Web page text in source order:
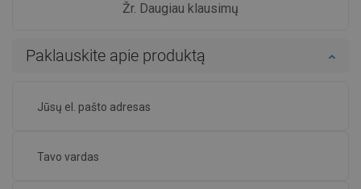
Žr. Daugiau klausimų
Paklauskite apie produktą